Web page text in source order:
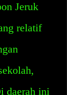
Jeruk
relatif
daerah ini